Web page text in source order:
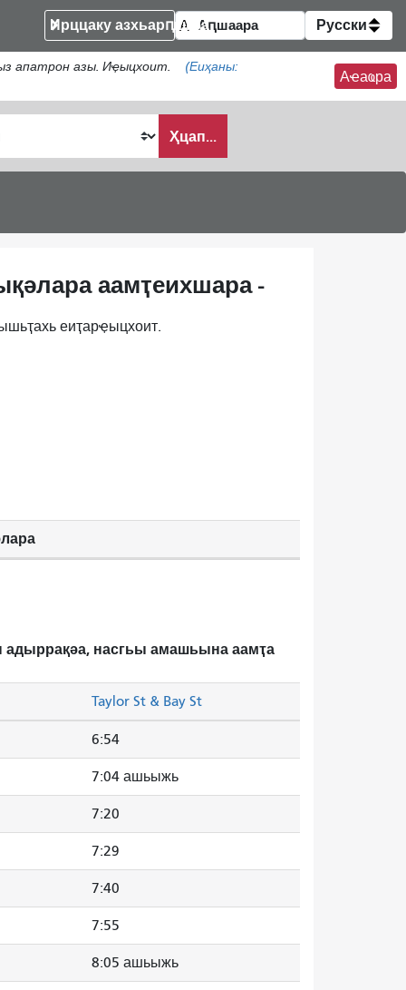
Ирццаку азхьарԥшқәа Русски
апатрон азы. Иҿыцхоит.
(Еиҳаны:
Аҽаҩра
Ҳцап...
аамҭеихшара -
еиҭарҿыцхоит.
адыррақәа, насгьы амашьына аамҭа
Taylor St & Bay St
6:54
7:04 ашьыжь
7:20
7:29
7:40
7:55
8:05 ашьыжь